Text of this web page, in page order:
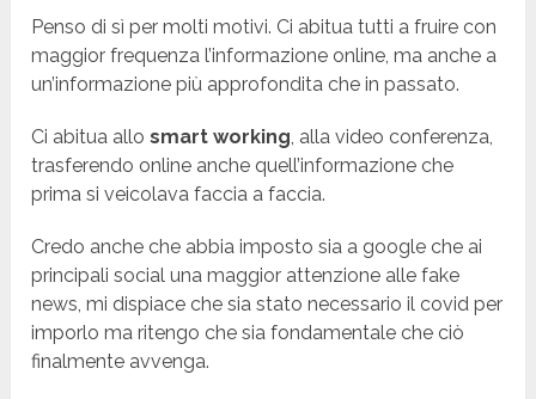
Penso di sì per molti motivi. Ci abitua tutti a fruire con
maggior frequenza l’informazione online, ma anche a
un’informazione più approfondita che in passato.
Ci abitua allosmart working, alla video conferenza,
trasferendo online anche quell’informazione che
prima si veicolava faccia a faccia.
Credo anche che abbia imposto sia a google che ai
principali social una maggior attenzione alle fake
news, mi dispiace che sia stato necessario il covid per
imporlo ma ritengo che sia fondamentale che ciò
finalmente avvenga.